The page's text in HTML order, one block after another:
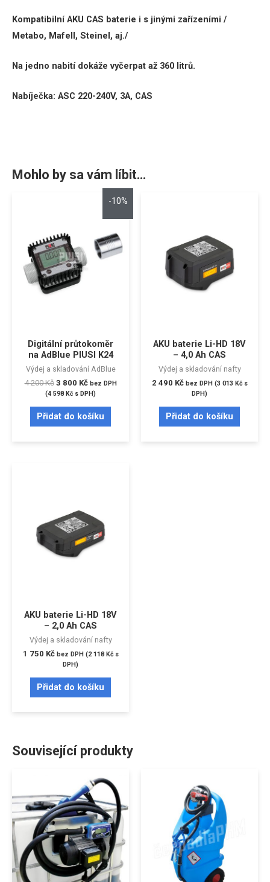
Kompatibilní AKU CAS baterie i s jinými zařízeními /
Metabo, Mafell, Steinel, aj./
Na jedno nabití dokáže vyčerpat až 360 litrů.
Nabíječka: ASC 220-240V, 3A, CAS
Mohlo by sa vám líbit…
-10%
Digitální průtokoměr
na AdBlue PIUSI K24
Výdej a skladování AdBlue
4 200Kč 3 800 Kč bez DPH
(4 598 Kč s DPH)
Přidat do košíku
AKU baterie Li-HD 18V
– 4,0 Ah CAS
Výdej a skladování nafty
2 490 Kč bez DPH (3 013 Kčs
DPH)
Přidat do košíku
AKU baterie Li-HD 18V
– 2,0 Ah CAS
Výdej a skladování nafty
1 750 Kč bez DPH (2 118 Kčs
DPH)
Přidat do košíku
Související produkty